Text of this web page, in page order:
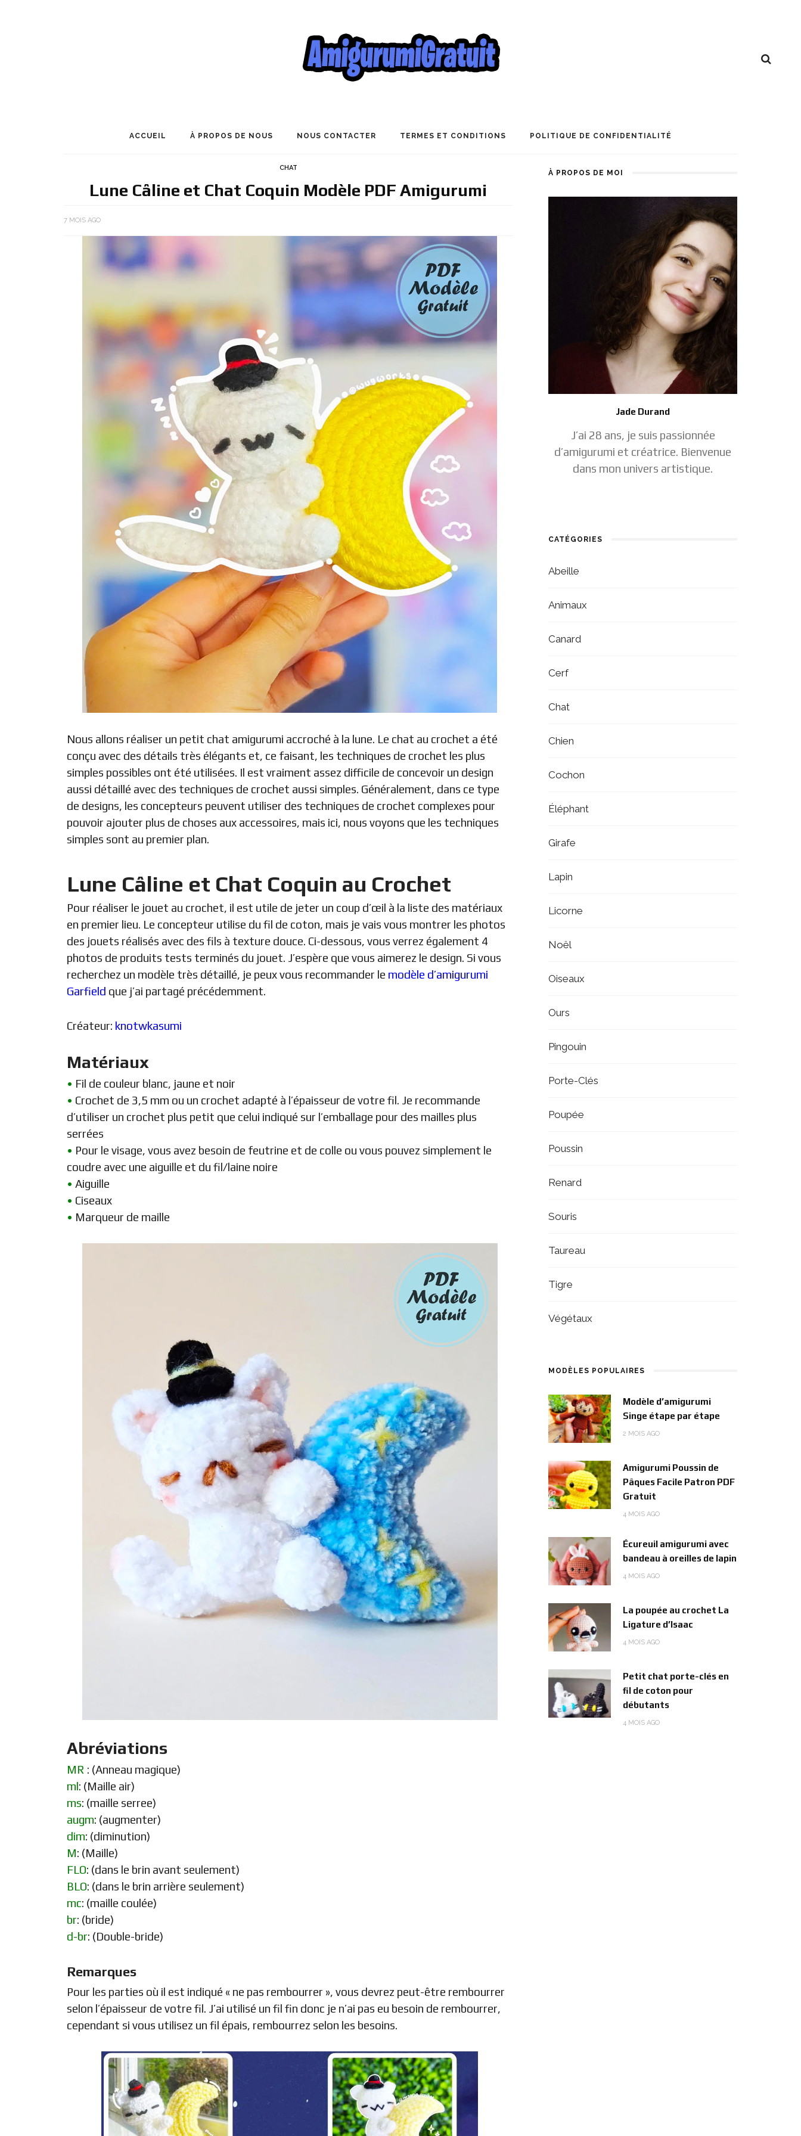
ACCUEIL À PROPOS DE NOUS NOUS CONTACTER TERMES ET CONDITIONS POLITIQUE DE CONFIDENTIALITÉ
CHAT
Lune Câline et Chat Coquin Modèle PDF Amigurumi
7 MOIS AGO
Nous allons réaliser un petit chat amigurumi accroché à la lune. Le chat au crochet a été
conçu avec des détails très élégants et, ce faisant, les techniques de crochet les plus
simples possibles ont été utilisées. Il est vraiment assez difficile de concevoir un design
aussi détaillé avec des techniques de crochet aussi simples. Généralement, dans ce type
de designs, les concepteurs peuvent utiliser des techniques de crochet complexes pour
pouvoir ajouter plus de choses aux accessoires, mais ici, nous voyons que les techniques
simples sont au premier plan.
Lune Câline et Chat Coquin au Crochet
Pour réaliser le jouet au crochet, il est utile de jeter un coup d’œil à la liste des matériaux
en premier lieu. Le concepteur utilise du fil de coton, mais je vais vous montrer les photos
des jouets réalisés avec des fils à texture douce. Ci-dessous, vous verrez également 4
photos de produits tests terminés du jouet. J’espère que vous aimerez le design. Si vous
recherchez un modèle très détaillé, je peux vous recommander le modèle d’amigurumi
Garfield que j’ai partagé précédemment.
Créateur: knotwkasumi
Matériaux
• Fil de couleur blanc, jaune et noir
• Crochet de 3,5 mm ou un crochet adapté à l’épaisseur de votre fil. Je recommande
d’utiliser un crochet plus petit que celui indiqué sur l’emballage pour des mailles plus
serrées
• Pour le visage, vous avez besoin de feutrine et de colle ou vous pouvez simplement le
coudre avec une aiguille et du fil/laine noire
• Aiguille
• Ciseaux
• Marqueur de maille
Abréviations
MR : (Anneau magique)
ml: (Maille air)
ms: (maille serree)
augm: (augmenter)
dim: (diminution)
M: (Maille)
FLO: (dans le brin avant seulement)
BLO: (dans le brin arrière seulement)
mc: (maille coulée)
br: (bride)
d-br: (Double-bride)
Remarques
Pour les parties où il est indiqué « ne pas rembourrer », vous devrez peut-être rembourrer
selon l’épaisseur de votre fil. J’ai utilisé un fil fin donc je n’ai pas eu besoin de rembourrer,
cependant si vous utilisez un fil épais, rembourrez selon les besoins.
À PROPOS DE MOI
Jade Durand
J’ai 28 ans, je suis passionnée
d’amigurumi et créatrice. Bienvenue
dans mon univers artistique.
CATÉGORIES
Abeille
Animaux
Canard
Cerf
Chat
Chien
Cochon
Éléphant
Girafe
Lapin
Licorne
Noël
Oiseaux
Ours
Pingouin
Porte-Clés
Poupée
Poussin
Renard
Souris
Taureau
Tigre
Végétaux
MODÈLES POPULAIRES
Modèle d’amigurumi
Singe étape par étape
2 MOIS AGO
Amigurumi Poussin de
Pâques Facile Patron PDF
Gratuit
4 MOIS AGO
Écureuil amigurumi avec
bandeau à oreilles de lapin
4 MOIS AGO
La poupée au crochet La
Ligature d’Isaac
4 MOIS AGO
Petit chat porte-clés en
fil de coton pour
débutants
4 MOIS AGO